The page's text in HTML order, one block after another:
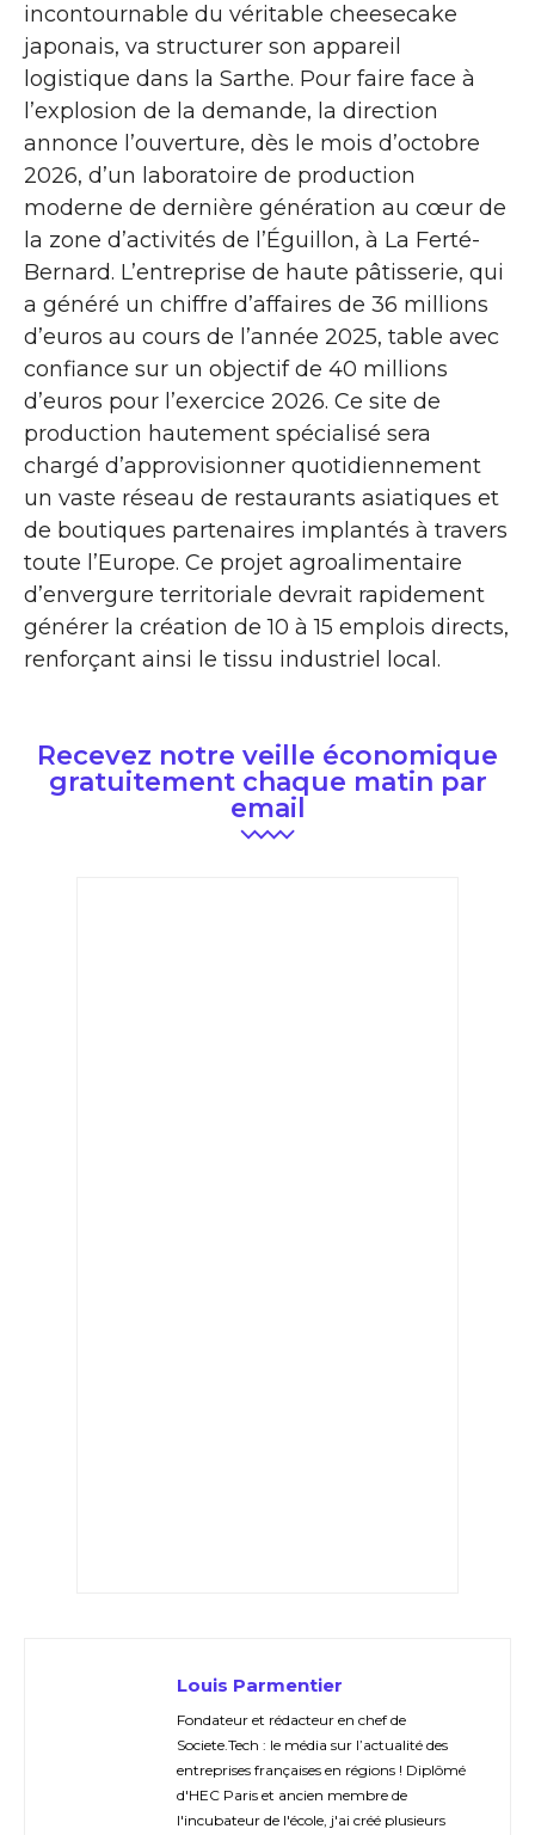
incontournable du véritable cheesecake
japonais, va structurer son appareil
logistique dans la Sarthe. Pour faire face à
l’explosion de la demande, la direction
annonce l’ouverture, dès le mois d’octobre
2026, d’un laboratoire de production
moderne de dernière génération au cœur de
la zone d’activités de l’Éguillon, à La Ferté-
Bernard. L’entreprise de haute pâtisserie, qui
a généré un chiffre d’affaires de 36 millions
d’euros au cours de l’année 2025, table avec
confiance sur un objectif de 40 millions
d’euros pour l’exercice 2026. Ce site de
production hautement spécialisé sera
chargé d’approvisionner quotidiennement
un vaste réseau de restaurants asiatiques et
de boutiques partenaires implantés à travers
toute l’Europe. Ce projet agroalimentaire
d’envergure territoriale devrait rapidement
générer la création de 10 à 15 emplois directs,
renforçant ainsi le tissu industriel local.
Recevez notre veille économique
gratuitement chaque matin par
email
Louis Parmentier
Fondateur et rédacteur en chef de
Societe.Tech : le média sur l’actualité des
entreprises françaises en régions ! Diplômé
d'HEC Paris et ancien membre de
l'incubateur de l'école, j'ai créé plusieurs